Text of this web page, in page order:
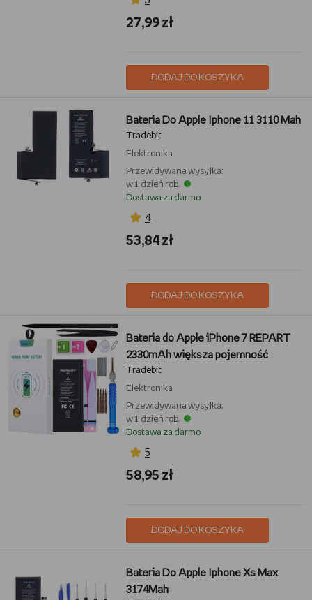
27,99 zł
DODAJ DO KOSZYKA
Bateria Do Apple Iphone 11 3110 Mah
Tradebit
Elektronika
Przewidywana wysyłka:
w 1 dzień rob.
Dostawa za darmo
4
53,84 zł
DODAJ DO KOSZYKA
Bateria do Apple iPhone 7 REPART
2330mAh większa pojemność
Tradebit
Elektronika
Przewidywana wysyłka:
w 1 dzień rob.
Dostawa za darmo
5
58,95 zł
DODAJ DO KOSZYKA
Bateria Do Apple Iphone Xs Max
3174Mah